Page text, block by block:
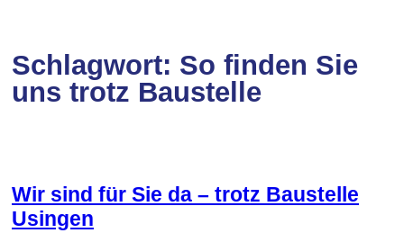
Schlagwort: So finden Sie
uns trotz Baustelle
Wir sind für Sie da – trotz Baustelle
Usingen